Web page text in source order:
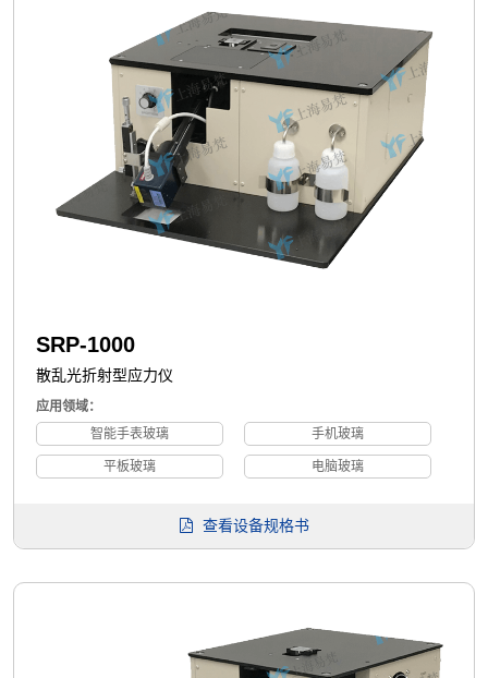
SRP-1000
散乱光折射型应力仪
应用领域：
智能手表玻璃
手机玻璃
平板玻璃 电脑玻璃
查看设备规格书